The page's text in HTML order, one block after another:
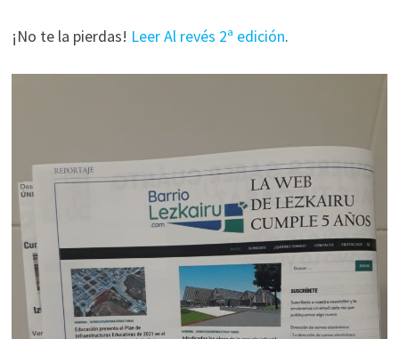
¡No te la pierdas! Leer Al revés 2ª edición.